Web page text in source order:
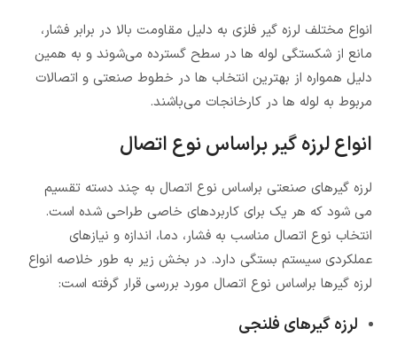
انواع مختلف لرزه گیر فلزی به دلیل مقاومت بالا در برابر فشار،
مانع از شکستگی لوله ها در سطح گسترده می‌شوند و به همین
دلیل همواره از بهترین انتخاب ها در خطوط صنعتی و اتصالات
مربوط به لوله ها در کارخانجات می‌باشند.
انواع لرزه گیر براساس نوع اتصال
لرزه گیرهای صنعتی براساس نوع اتصال به چند دسته تقسیم
می شود که هر یک برای کاربردهای خاصی طراحی شده است.
انتخاب نوع اتصال مناسب به فشار، دما، اندازه و نیازهای
عملکردی سیستم بستگی دارد. در بخش زیر به طور خلاصه انواع
لرزه گیرها براساس نوع اتصال مورد بررسی قرار گرفته است:
لرزه گیرهای فلنجی